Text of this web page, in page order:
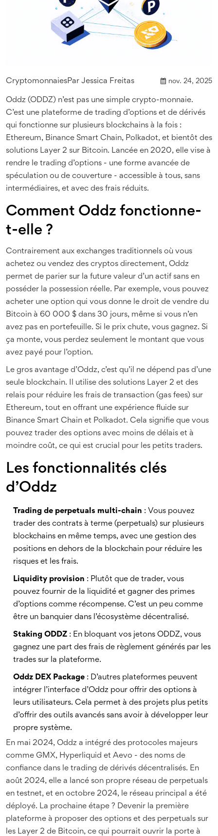
CryptomonnaiesPar Jessica Freitas nov. 24, 2025
Oddz (ODDZ) n’est pas une simple crypto-monnaie.
C’est une plateforme de trading d’options et de dérivés
qui fonctionne sur plusieurs blockchains à la fois :
Ethereum, Binance Smart Chain, Polkadot, et bientôt des
solutions Layer 2 sur Bitcoin. Lancée en 2020, elle vise à
rendre le trading d’options - une forme avancée de
spéculation ou de couverture - accessible à tous, sans
intermédiaires, et avec des frais réduits.
Comment Oddz fonctionne-
t-elle ?
Contrairement aux exchanges traditionnels où vous
achetez ou vendez des cryptos directement, Oddz
permet de parier sur la future valeur d’un actif sans en
posséder la possession réelle. Par exemple, vous pouvez
acheter une option qui vous donne le droit de vendre du
Bitcoin à 60 000 $ dans 30 jours, même si vous n’en
avez pas en portefeuille. Si le prix chute, vous gagnez. Si
ça monte, vous perdez seulement le montant que vous
avez payé pour l’option.
Le gros avantage d’Oddz, c’est qu’il ne dépend pas d’une
seule blockchain. Il utilise des solutions Layer 2 et des
relais pour réduire les frais de transaction (gas fees) sur
Ethereum, tout en offrant une expérience fluide sur
Binance Smart Chain et Polkadot. Cela signifie que vous
pouvez trader des options avec moins de délais et à
moindre coût, ce qui est crucial pour les petits traders.
Les fonctionnalités clés
d’Oddz
Trading de perpetuals multi-chain : Vous pouvez
trader des contrats à terme (perpetuals) sur plusieurs
blockchains en même temps, avec une gestion des
positions en dehors de la blockchain pour réduire les
risques et les frais.
Liquidity provision : Plutôt que de trader, vous
pouvez fournir de la liquidité et gagner des primes
d’options comme récompense. C’est un peu comme
être un banquier dans l’écosystème décentralisé.
Staking ODDZ : En bloquant vos jetons ODDZ, vous
gagnez une part des frais de règlement générés par les
trades sur la plateforme.
Oddz DEX Package : D’autres plateformes peuvent
intégrer l’interface d’Oddz pour offrir des options à
leurs utilisateurs. Cela permet à des projets plus petits
d’offrir des outils avancés sans avoir à développer leur
propre système.
En mai 2024, Oddz a intégré des protocoles majeurs
comme GMX, Hyperliquid et Aevo - des noms de
confiance dans le trading de dérivés décentralisés. En
août 2024, elle a lancé son propre réseau de perpetuals
en testnet, et en octobre 2024, le réseau principal a été
déployé. La prochaine étape ? Devenir la première
plateforme à proposer des options et des perpetuals sur
les Layer 2 de Bitcoin, ce qui pourrait ouvrir la porte à